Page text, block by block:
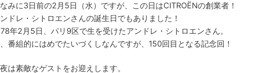
みに3日前の2月5日（水）ですが、この日はCITROËNの創業者！
ドレ・シトロエンさんの誕生日でもありました！
年2月5日、パリ9区で生を受けたアンドレ・シトロエンさん。
番組的にはめでたいづくしなんですが、150回目となる記念回！
は素敵なゲストをお迎えします。